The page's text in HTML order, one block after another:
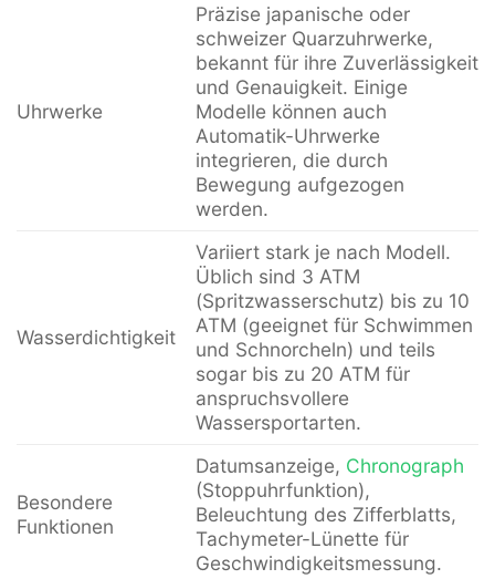
Uhrwerke
Präzise japanische oder
schweizer Quarzuhrwerke,
bekannt für ihre Zuverlässigkeit
und Genauigkeit. Einige
Modelle können auch
Automatik-Uhrwerke
integrieren, die durch
Bewegung aufgezogen
werden.
Wasserdichtigkeit
Variiert stark je nach Modell.
Üblich sind 3 ATM
(Spritzwasserschutz) bis zu 10
ATM (geeignet für Schwimmen
und Schnorcheln) und teils
sogar bis zu 20 ATM für
anspruchsvollere
Wassersportarten.
Besondere
Funktionen
Datumsanzeige, Chronograph
(Stoppuhrfunktion),
Beleuchtung des Zifferblatts,
Tachymeter-Lünette für
Geschwindigkeitsmessung.